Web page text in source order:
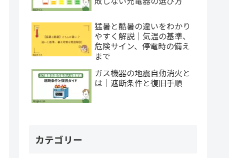
猛暑と酷暑の違いをわかり
やすく解説｜気温の基準、
危険サイン、停電時の備え
まで
ガス機器の地震自動消火と
は｜遮断条件と復旧手順
カテゴリー